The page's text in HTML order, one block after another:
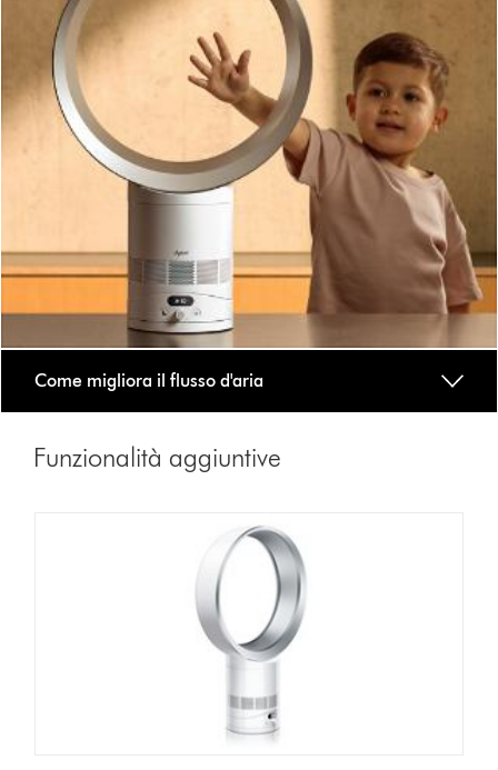
Come migliora il flusso d'aria
Funzionalità aggiuntive